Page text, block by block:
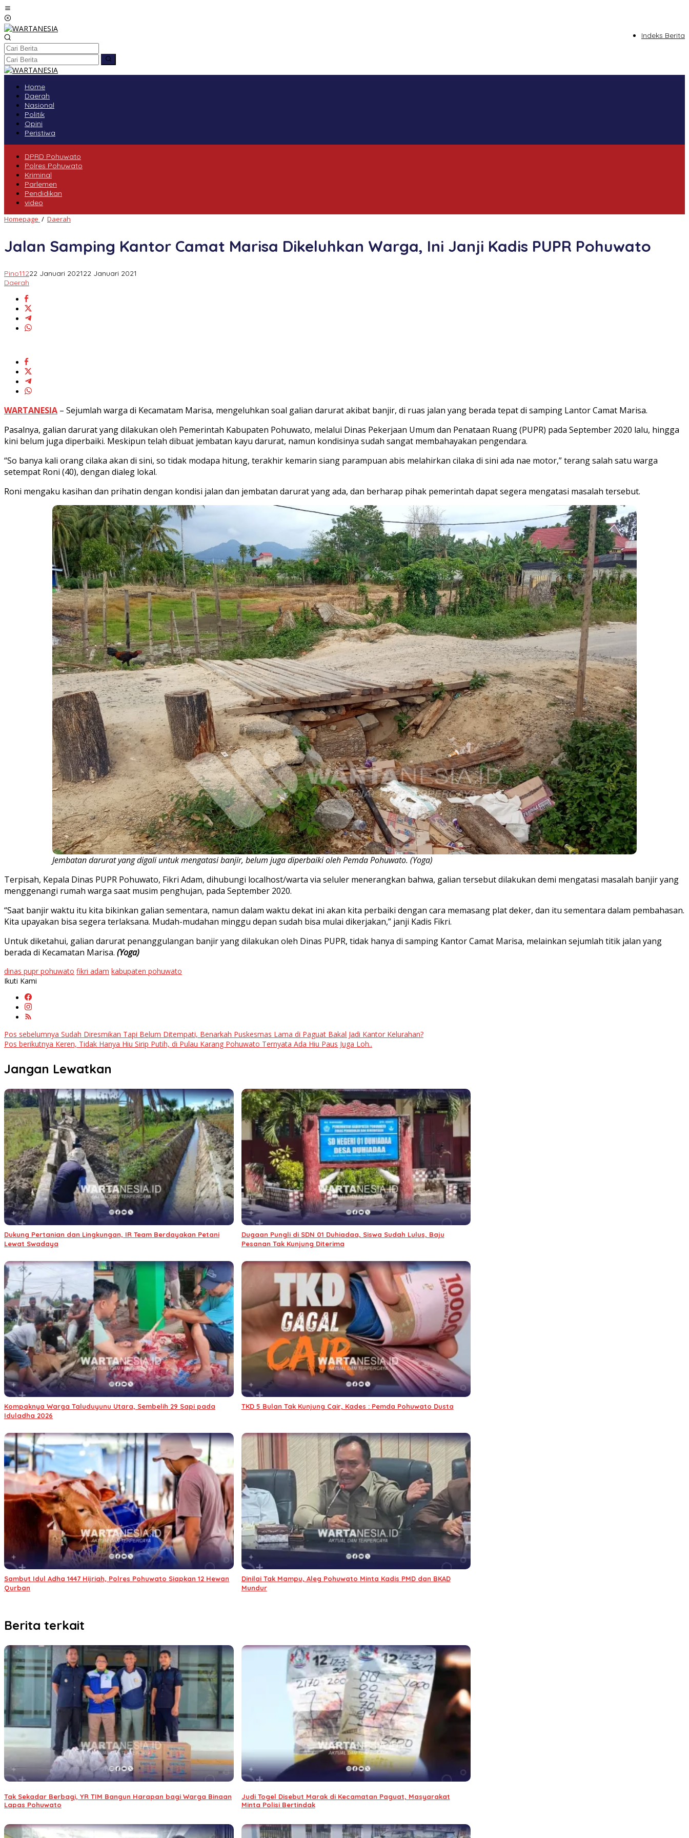
Lewati
ke
konten
Indeks Berita
Home
Daerah
Nasional
Politik
Opini
Peristiwa
DPRD Pohuwato
Polres Pohuwato
Kriminal
Parlemen
Pendidikan
video
tutup
Homepage / Daerah
Camat
Marisa
Warga,
Jalan Samping Kantor Camat Marisa Dikeluhkan Warga, Ini Janji Kadis PUPR Pohuwato
Pino11222 Januari 202122 Januari 2021
Daerah
WARTANESIA – Sejumlah warga di Kecamatam Marisa, mengeluhkan soal galian darurat akibat banjir, di ruas jalan yang berada tepat di samping Lantor Camat Marisa.
Pasalnya, galian darurat yang dilakukan oleh Pemerintah Kabupaten Pohuwato, melalui Dinas Pekerjaan Umum dan Penataan Ruang (PUPR) pada September 2020 lalu, hingga
kini belum juga diperbaiki. Meskipun telah dibuat jembatan kayu darurat, namun kondisinya sudah sangat membahayakan pengendara.
“So banya kali orang cilaka akan di sini, so tidak modapa hitung, terakhir kemarin siang parampuan abis melahirkan cilaka di sini ada nae motor,” terang salah satu warga
setempat Roni (40), dengan dialeg lokal.
Roni mengaku kasihan dan prihatin dengan kondisi jalan dan jembatan darurat yang ada, dan berharap pihak pemerintah dapat segera mengatasi masalah tersebut.
Jembatan darurat yang digali untuk mengatasi banjir, belum juga diperbaiki oleh Pemda Pohuwato. (Yoga)
Terpisah, Kepala Dinas PUPR Pohuwato, Fikri Adam, dihubungi localhost/warta via seluler menerangkan bahwa, galian tersebut dilakukan demi mengatasi masalah banjir yang
menggenangi rumah warga saat musim penghujan, pada September 2020.
“Saat banjir waktu itu kita bikinkan galian sementara, namun dalam waktu dekat ini akan kita perbaiki dengan cara memasang plat deker, dan itu sementara dalam pembahasan.
Kita upayakan bisa segera terlaksana. Mudah-mudahan minggu depan sudah bisa mulai dikerjakan,” janji Kadis Fikri.
Untuk diketahui, galian darurat penanggulangan banjir yang dilakukan oleh Dinas PUPR, tidak hanya di samping Kantor Camat Marisa, melainkan sejumlah titik jalan yang
berada di Kecamatan Marisa. (Yoga)
dinas pupr pohuwato fikri adam kabupaten pohuwato
Ikuti Kami
Navigasi
Pos sebelumnya Sudah Diresmikan Tapi Belum Ditempati, Benarkah Puskesmas Lama di Paguat Bakal Jadi Kantor Kelurahan?
Pos berikutnya Keren, Tidak Hanya Hiu Sirip Putih, di Pulau Karang Pohuwato Ternyata Ada Hiu Paus Juga Loh..
Jangan Lewatkan
Dukung Pertanian dan Lingkungan, IR Team Berdayakan Petani
Lewat Swadaya
Dugaan Pungli di SDN 01 Duhiadaa, Siswa Sudah Lulus, Baju
Pesanan Tak Kunjung Diterima
Kompaknya Warga Taluduyunu Utara, Sembelih 29 Sapi pada
Iduladha 2026
TKD 5 Bulan Tak Kunjung Cair, Kades : Pemda Pohuwato Dusta
Sambut Idul Adha 1447 Hijriah, Polres Pohuwato Siapkan 12 Hewan
Qurban
Dinilai Tak Mampu, Aleg Pohuwato Minta Kadis PMD dan BKAD
Mundur
Berita terkait
Tak Sekadar Berbagi, YR TIM Bangun Harapan bagi Warga Binaan
Lapas Pohuwato
Judi Togel Disebut Marak di Kecamatan Paguat, Masyarakat
Minta Polisi Bertindak